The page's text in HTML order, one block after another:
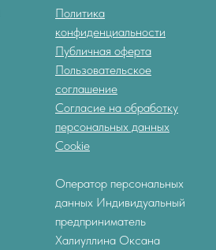
Политика
конфиденциальности
Публичная оферта
Пользовательское
соглашение
Согласие на обработку
персональных данных
Cookie
Оператор персональных
данных Индивидуальный
предприниматель
Халиуллина Оксана